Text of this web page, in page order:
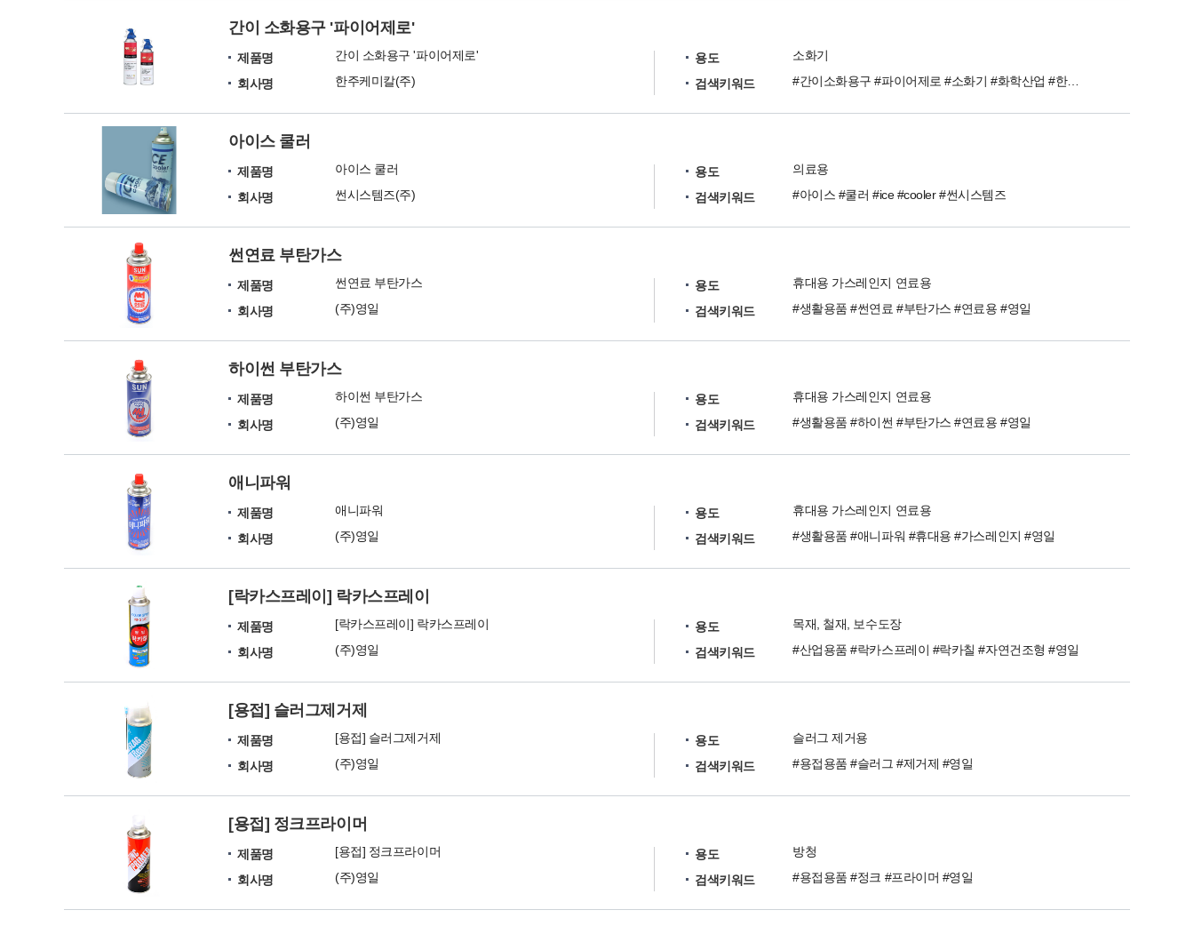
간이 소화용구 '파이어제로'
제품명
간이 소화용구 '파이어제로'
회사명
한주케미칼(주)
용도
소화기
검색키워드
#간이소화용구 #파이어제로 #소화기 #화학산업 #한주케미칼
아이스 쿨러
제품명
아이스 쿨러
회사명
썬시스템즈(주)
용도
의료용
검색키워드
#아이스 #쿨러 #ice #cooler #썬시스템즈
썬연료 부탄가스
제품명
썬연료 부탄가스
회사명
(주)영일
용도
휴대용 가스레인지 연료용
검색키워드
#생활용품 #썬연료 #부탄가스 #연료용 #영일
하이썬 부탄가스
제품명
하이썬 부탄가스
회사명
(주)영일
용도
휴대용 가스레인지 연료용
검색키워드
#생활용품 #하이썬 #부탄가스 #연료용 #영일
애니파워
제품명
애니파워
회사명
(주)영일
용도
휴대용 가스레인지 연료용
검색키워드
#생활용품 #애니파워 #휴대용 #가스레인지 #영일
[락카스프레이] 락카스프레이
제품명
[락카스프레이] 락카스프레이
회사명
(주)영일
용도
목재, 철재, 보수도장
검색키워드
#산업용품 #락카스프레이 #락카칠 #자연건조형 #영일
[용접] 슬러그제거제
제품명
[용접] 슬러그제거제
회사명
(주)영일
용도
슬러그 제거용
검색키워드
#용접용품 #슬러그 #제거제 #영일
[용접] 정크프라이머
제품명
[용접] 정크프라이머
회사명
(주)영일
용도
방청
검색키워드
#용접용품 #정크 #프라이머 #영일